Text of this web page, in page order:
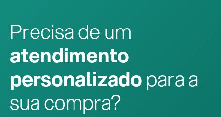
Precisa de um
atendimento
personalizadopara a
sua compra?